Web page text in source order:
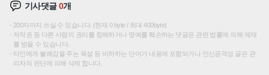
기사댓글0개
200자까지 쓰실 수 있습니다. (현재 0 byte / 최대 400byte)
저작권 등 다른 사람의 권리를 침해하거나 명예를 훼손하는 댓글은 관련 법률에 의해 제재
를 받을 수 있습니다.
타인에게 불쾌감을 주는 욕설 등 비하하는 단어가 내용에 포함되거나 인신공격성 글은 관
리자의 판단에 의해 삭제 합니다.